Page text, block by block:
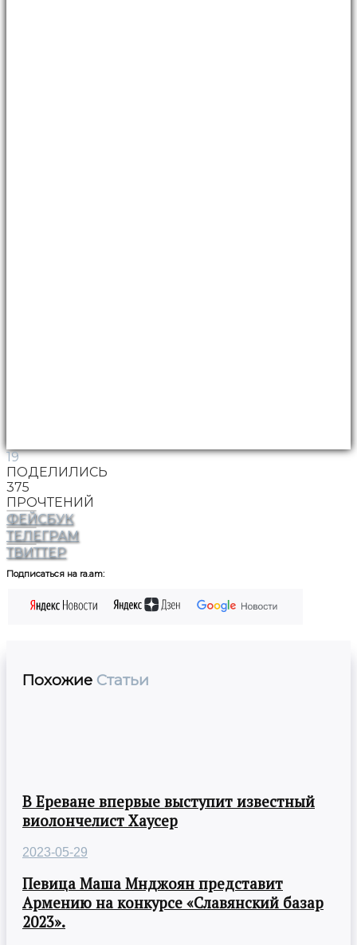
19
ПОДЕЛИЛИСЬ
375
ПРОЧТЕНИЙ
ФЕЙСБУК
ТЕЛЕГРАМ
ТВИТТЕР
Подписаться на ra.am:
Похожие Статьи
В Ереване впервые выступит известный
виолончелист Хаусер
2023-05-29
Певица Маша Мнджоян представит
Армению на конкурсе «Славянский базар
2023».